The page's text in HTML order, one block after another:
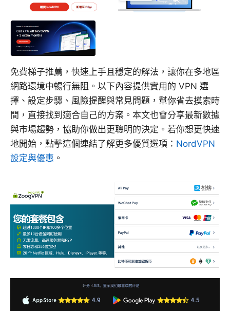
免費梯子推薦，快速上手且穩定的解法，讓你在多地區
網路環境中暢行無阻。以下內容提供實用的 VPN 選
擇、設定步驟、風險提醒與常見問題，幫你省去摸索時
間，直接找到適合自己的方案。本文也會分享最新數據
與市場趨勢，協助你做出更聰明的決定。若你想更快速
地開始，點擊這個連結了解更多優質選項： NordVPN
設定與優惠 。